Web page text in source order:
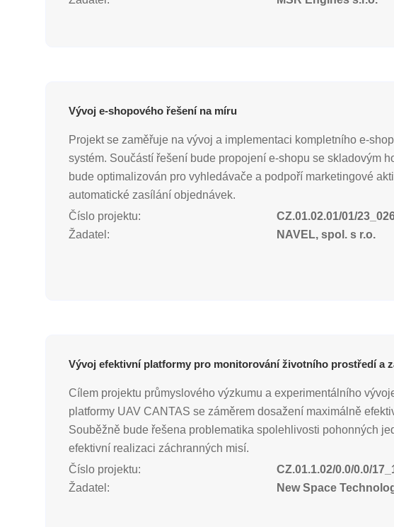
Vývoj e-shopového řešení na míru
Projekt se zaměřuje na vývoj a implementaci kompletního e-
systém. Součástí řešení bude propojení e-shopu se skladovým
bude optimalizován pro vyhledávače a podpoří marketingové
automatické zasílání objednávek.
Číslo projektu:
CZ.01.02.01/01/
Žadatel:
NAVEL, spol. s r.o.
Vývoj efektivní platformy pro monitorování životního prostředí a
Cílem projektu průmyslového výzkumu a experimentálního
platformy UAV CANTAS se záměrem dosažení maximálně
Souběžně bude řešena problematika spolehlivosti pohonných
efektivní realizaci záchranných misí.
Číslo projektu:
CZ.01.1.02/0.0/0.0/
Žadatel:
New Space